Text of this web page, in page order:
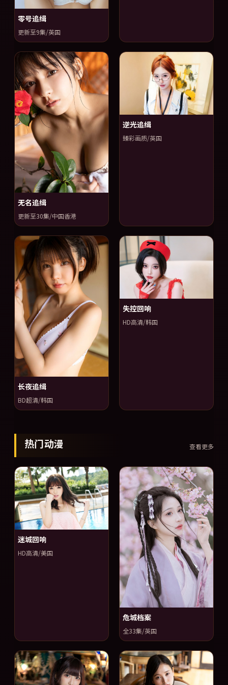
零号追缉
更新至9集/英国
无名追缉
更新至30集/中国香港
逆光追缉
臻彩画质/英国
长夜追缉
BD超清/韩国
失控回响
HD高清/韩国
热门动漫 查看更多
迷城回响
HD高清/美国
危城档案
全33集/英国